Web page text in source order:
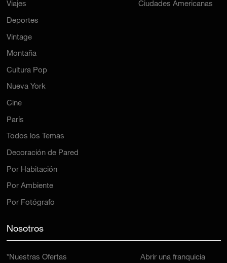
Viajes
Deportes
Ciudades Americanas
Vintage
Montaña
Cultura Pop
Nueva York
Cine
París
Todos los Temas
Decoración de Pared
Por Habitación
Por Ambiente
Por Fotógrafo
Nosotros
*Nuestras Ofertas Abrir una franquicia